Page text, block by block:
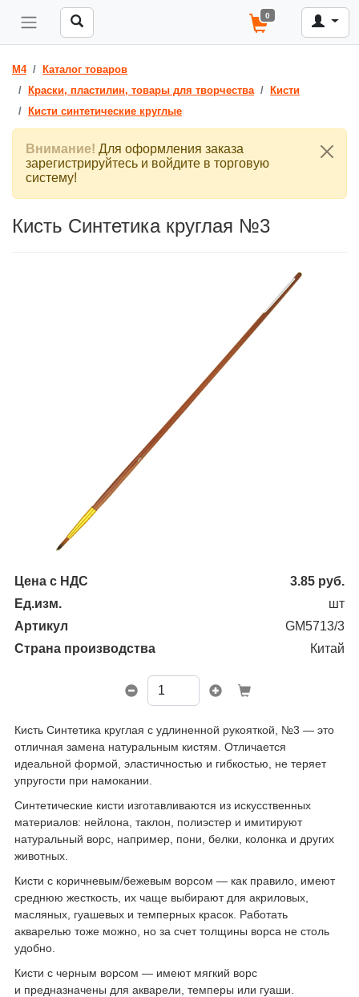
0
M4
Каталог товаров
Краски, пластилин, товары для творчества
Кисти
Кисти синтетические круглые
Внимание! Для оформления заказа
зарегистрируйтесь и войдите в торговую
систему!
Кисть Синтетика круглая №3
Цена с НДС 3.85 руб.
Ед.изм.
шт
Артикул
GM5713/3
Страна производства
Китай
Кисть Синтетика круглая с удлиненной рукояткой, №3 — это
отличная замена натуральным кистям. Отличается
идеальной формой, эластичностью и гибкостью, не теряет
упругости при намокании.
Синтетические кисти изготавливаются из искусственных
материалов: нейлона, таклон, полиэстер и имитируют
натуральный ворс, например, пони, белки, колонка и других
животных.
Кисти с коричневым/бежевым ворсом — как правило, имеют
среднюю жесткость, их чаще выбирают для акриловых,
масляных, гуашевых и темперных красок. Работать
акварелью тоже можно, но за счет толщины ворса не столь
удобно.
Кисти с черным ворсом — имеют мягкий ворс
и предназначены для акварели, темперы или гуаши.